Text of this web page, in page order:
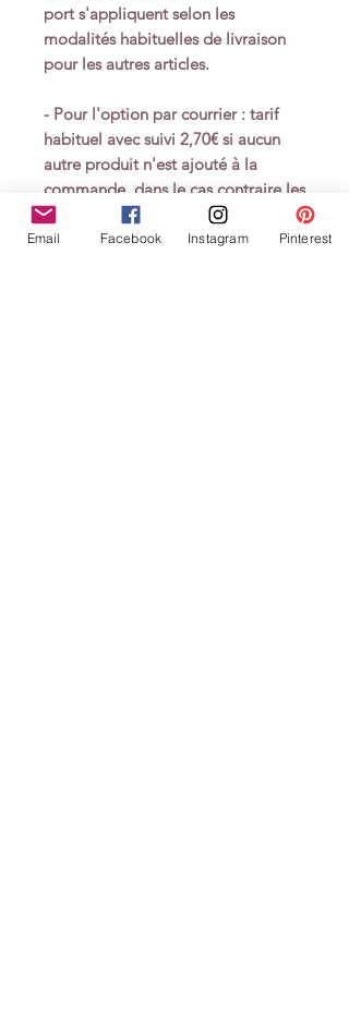
port s'appliquent selon les
modalités habituelles de livraison
pour les autres articles.
- Pour l'option par courrier : tarif
habituel avec suivi 2,70€ si aucun
autre produit n'est ajouté à la
commande, dans le cas contraire les
frais de port s'appliquent selon les
modalités habituelles de livraison
Email Facebook Instagram Pinterest